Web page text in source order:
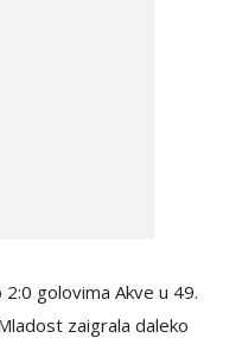
golovima Akve u 49.
zaigrala daleko